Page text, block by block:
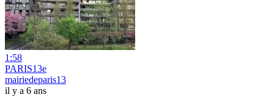
1:58
PARIS13e
mairiedeparis13
il y a 6 ans